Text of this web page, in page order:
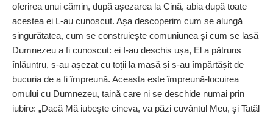
oferirea unui cămin, după așezarea la Cină, abia după toate
acestea ei L‑au cunoscut. Așa descoperim cum se alungă
singurătatea, cum se construiește comuniunea și cum se lasă
Dumnezeu a fi cunoscut: ei I‑au deschis ușa, El a pătruns
înlăuntru, s‑au așezat cu toții la masă și s‑au împărtășit de
bucuria de a fi împreună. Aceasta este împreună‑locuirea
omului cu Dumnezeu, taină care ni se deschide numai prin
iubire: „Dacă Mă iubeşte cineva, va păzi cuvântul Meu, şi Tatăl